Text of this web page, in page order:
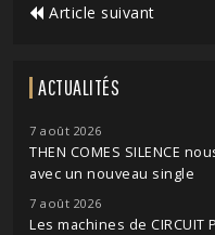
Article suivant
ACTUALITÉS
7 août 2026
THEN COMES SILENCE
avec un nouveau single
7 août 2026
Les machines de CIRCUIT